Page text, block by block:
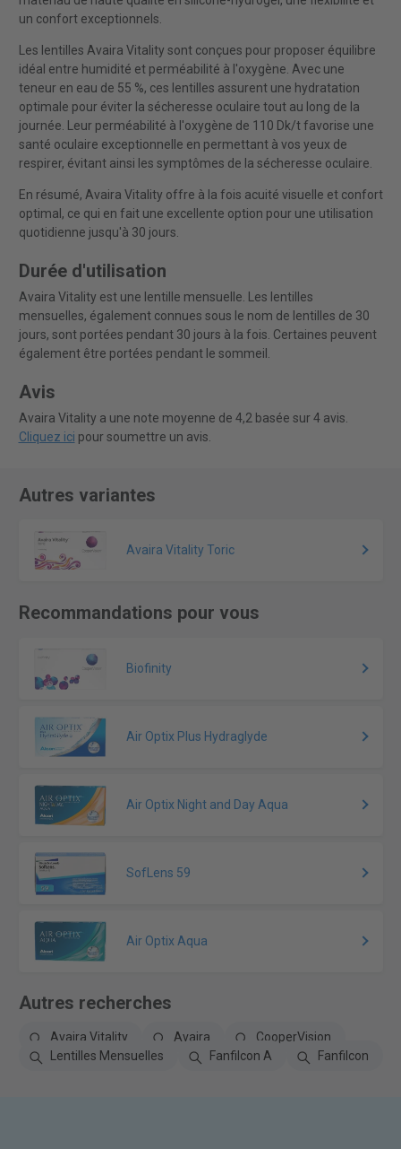
un confort exceptionnels.
Les lentilles Avaira Vitality sont conçues pour proposer équilibre
idéal entre humidité et perméabilité à l'oxygène. Avec une
teneur en eau de 55 %, ces lentilles assurent une hydratation
optimale pour éviter la sécheresse oculaire tout au long de la
journée. Leur perméabilité à l'oxygène de 110 Dk/t favorise une
santé oculaire exceptionnelle en permettant à vos yeux de
respirer, évitant ainsi les symptômes de la sécheresse oculaire.
En résumé, Avaira Vitality offre à la fois acuité visuelle et confort
optimal, ce qui en fait une excellente option pour une utilisation
quotidienne jusqu'à 30 jours.
Durée d'utilisation
Avaira Vitality est une lentille mensuelle. Les lentilles
mensuelles, également connues sous le nom de lentilles de 30
jours, sont portées pendant 30 jours à la fois. Certaines peuvent
également être portées pendant le sommeil.
Avis
Avaira Vitality a une note moyenne de 4,2 basée sur 4 avis.
Cliquez ici pour soumettre un avis.
Autres variantes
Avaira Vitality Toric
Recommandations pour vous
Biofinity
Air Optix Plus Hydraglyde
Air Optix Night and Day Aqua
SofLens 59
Air Optix Aqua
Autres recherches
Avaira Vitality Avaira
CooperVision
Lentilles Mensuelles
Fanfilcon A Fanfilcon